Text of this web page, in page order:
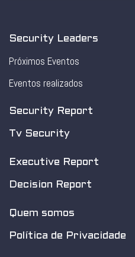
Security Leaders
Próximos Eventos
Eventos realizados
Security Report
Tv Security
Executive Report
Decision Report
Quem somos
Política de Privacidade